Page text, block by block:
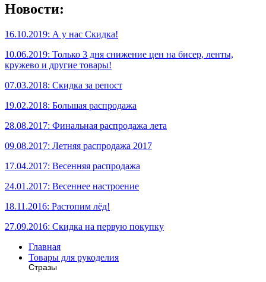
Новости:
16.10.2019: А у нас Скидка!
10.06.2019: Только 3 дня снижение цен на бисер, ленты,
кружево и другие товары!
07.03.2018: Скидка за репост
19.02.2018: Большая распродажа
28.08.2017: Финальная распродажа лета
09.08.2017: Летняя распродажа 2017
17.04.2017: Весенняя распродажа
24.01.2017: Весеннее настроение
18.11.2016: Растопим лёд!
27.09.2016: Скидка на первую покупку
Главная
Товары для рукоделия
Стразы